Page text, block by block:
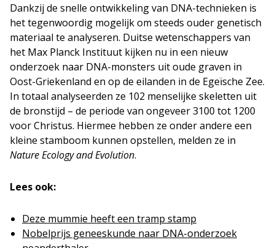
Dankzij de snelle ontwikkeling van DNA-technieken is
het tegenwoordig mogelijk om steeds ouder genetisch
materiaal te analyseren. Duitse wetenschappers van
het Max Planck Instituut kijken nu in een nieuw
onderzoek naar DNA-monsters uit oude graven in
Oost-Griekenland en op de eilanden in de Egeïsche Zee.
In totaal analyseerden ze 102 menselijke skeletten uit
de bronstijd – de periode van ongeveer 3100 tot 1200
voor Christus. Hiermee hebben ze onder andere een
kleine stamboom kunnen opstellen, melden ze in
Nature Ecology and Evolution.
Lees ook:
Deze mummie heeft een tramp stamp
Nobelprijs geneeskunde naar DNA-onderzoek